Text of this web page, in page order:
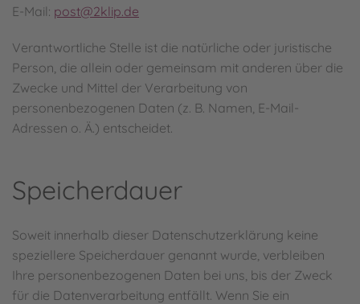
E-Mail: post@2klip.de
Verantwortliche Stelle ist die natürliche oder juristische
Person, die allein oder gemeinsam mit anderen über die
Zwecke und Mittel der Verarbeitung von
personenbezogenen Daten (z. B. Namen, E-Mail-
Adressen o. Ä.) entscheidet.
Speicherdauer
Soweit innerhalb dieser Datenschutzerklärung keine
speziellere Speicherdauer genannt wurde, verbleiben
Ihre personenbezogenen Daten bei uns, bis der Zweck
für die Datenverarbeitung entfällt. Wenn Sie ein